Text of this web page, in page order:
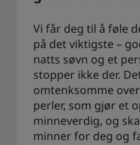
Vi får deg til å føle
på det viktigste –
natts søvn og et
stopper ikke der.
omtenksomme
perler, som gjør et
minneverdig, og
minner for deg og